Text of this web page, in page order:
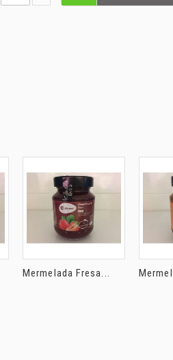
Mermelada Fresa...